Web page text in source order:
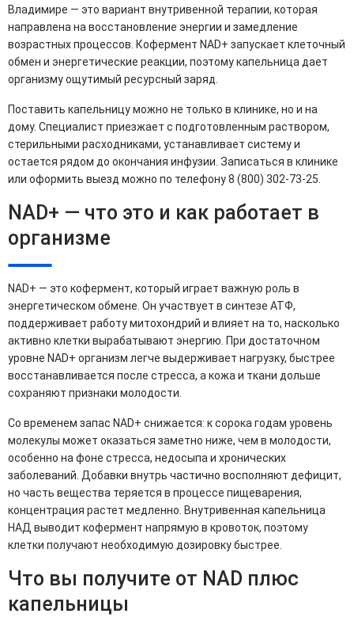
Владимире — это вариант внутривенной терапии, которая
направлена на восстановление энергии и замедление
возрастных процессов. Кофермент NAD+ запускает клеточный
обмен и энергетические реакции, поэтому капельница дает
организму ощутимый ресурсный заряд.
Поставить капельницу можно не только в клинике, но и на
дому. Специалист приезжает с подготовленным раствором,
стерильными расходниками, устанавливает систему и
остается рядом до окончания инфузии. Записаться в клинике
или оформить выезд можно по телефону 8 (800) 302-73-25.
NAD+ — что это и как работает в
организме
NAD+ — это кофермент, который играет важную роль в
энергетическом обмене. Он участвует в синтезе АТФ,
поддерживает работу митохондрий и влияет на то, насколько
активно клетки вырабатывают энергию. При достаточном
уровне NAD+ организм легче выдерживает нагрузку, быстрее
восстанавливается после стресса, а кожа и ткани дольше
сохраняют признаки молодости.
Со временем запас NAD+ снижается: к сорока годам уровень
молекулы может оказаться заметно ниже, чем в молодости,
особенно на фоне стресса, недосыпа и хронических
заболеваний. Добавки внутрь частично восполняют дефицит,
но часть вещества теряется в процессе пищеварения,
концентрация растет медленно. Внутривенная капельница
НАД выводит кофермент напрямую в кровоток, поэтому
клетки получают необходимую дозировку быстрее.
Что вы получите от NAD плюс
капельницы